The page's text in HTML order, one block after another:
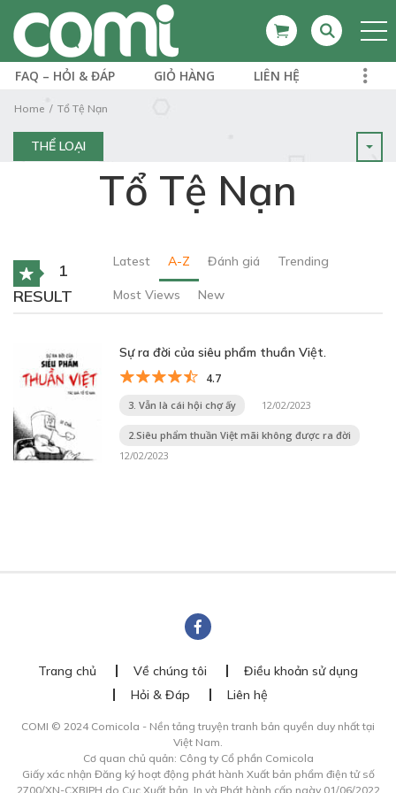
FAQ – HỎI & ĐÁP GIỎ HÀNG LIÊN HỆ
Home Tổ Tệ Nạn
THỂ LOẠI
Tổ Tệ Nạn
1
RESULT
Latest A-Z Đánh giá Trending
Most Views New
Sự ra đời của siêu phẩm thuần Việt.
4.7
3. Vẫn là cái hội chợ ấy 12/02/2023
2.Siêu phẩm thuần Việt mãi không được ra đời
12/02/2023
Trang chủ Về chúng tôi
Điều khoản sử dụng
Hỏi & Đáp
Liên hệ
COMI © 2024 Comicola - Nền tảng truyện tranh bản quyền duy nhất tại
Việt Nam.
Cơ quan chủ quản: Công ty Cổ phần Comicola
Giấy xác nhận Đăng ký hoạt động phát hành Xuất bản phẩm điện tử số
2700/XN-CXBIPH do Cục Xuất bản, In và Phát hành cấp ngày 01/06/2022